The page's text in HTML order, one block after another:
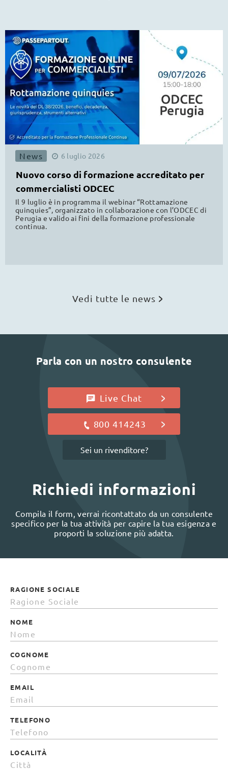
News 6 luglio 2026
Nuovo corso di formazione accreditato per
commercialisti ODCEC
Il 9 luglio è in programma il webinar “Rottamazione
quinquies”, organizzato in collaborazione con l’ODCEC di
Perugia e valido ai fini della formazione professionale
continua.
Vedi tutte le news
Parla con un nostro consulente
Live Chat
800 414243
Sei un rivenditore?
Richiedi informazioni
Compila il form, verrai ricontattato da un consulente
specifico per la tua attività per capire la tua esigenza e
proporti la soluzione più adatta.
RAGIONE SOCIALE
NOME
COGNOME
EMAIL
TELEFONO
LOCALITÀ